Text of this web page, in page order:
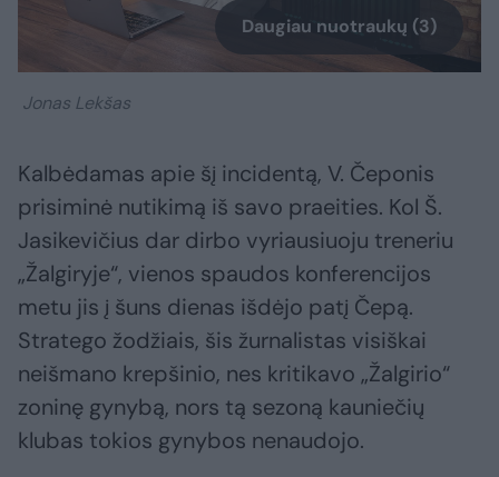
Daugiau nuotraukų (3)
Jonas Lekšas
Kalbėdamas apie šį incidentą, V. Čeponis
prisiminė nutikimą iš savo praeities. Kol Š.
Jasikevičius dar dirbo vyriausiuoju treneriu
„Žalgiryje“, vienos spaudos konferencijos
metu jis į šuns dienas išdėjo patį Čepą.
Stratego žodžiais, šis žurnalistas visiškai
neišmano krepšinio, nes kritikavo „Žalgirio“
zoninę gynybą, nors tą sezoną kauniečių
klubas tokios gynybos nenaudojo.